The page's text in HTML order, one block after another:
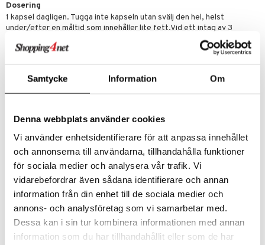
Samtycke Information Om
Denna webbplats använder cookies
Vi använder enhetsidentifierare för att anpassa innehållet
och annonserna till användarna, tillhandahålla funktioner
för sociala medier och analysera vår trafik. Vi
vidarebefordrar även sådana identifierare och annan
information från din enhet till de sociala medier och
annons- och analysföretag som vi samarbetar med.
Dessa kan i sin tur kombinera informationen med annan
information som du har tillhandahållit eller som de har
Dosering
1 kapsel dagligen. Tugga inte kapseln utan svälj den hel, helst
under/efter en måltid som innehåller lite fett.Vid ett intag av 3
kapslar per dag eller mer kan en färgning av huden inträffa.Långvarig
användning av höga doser (5 + kapslar per dag) rekommenderas inte
Detta är ett kosttillskott. Rekommenderad daglig dos bör inte
överskridas. Kosttillskott bör inte inte användas som ett alternativ till en
Ingredienser
Soja olja
Gelatin (nötkreatur)
Vitamin A (betakaroten)
Fuktighetsbevarande medel: glycerol
Renat vatten
Färgämne: järnoxid
Innehåll per dagsdos: 1 tablett %DRI*
Vitamin A
4500 µg RE (563%)
*DRI = Dagligt referensintag